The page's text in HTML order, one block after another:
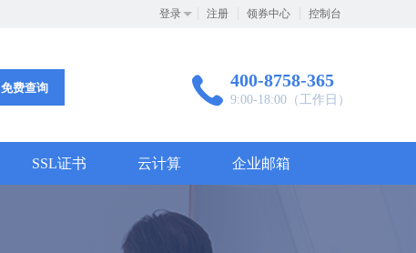
登录 注册 领券中心 控制台
免费查询 400-8758-365
9:00-18:00（工作日）
SSL证书 云计算 企业邮箱